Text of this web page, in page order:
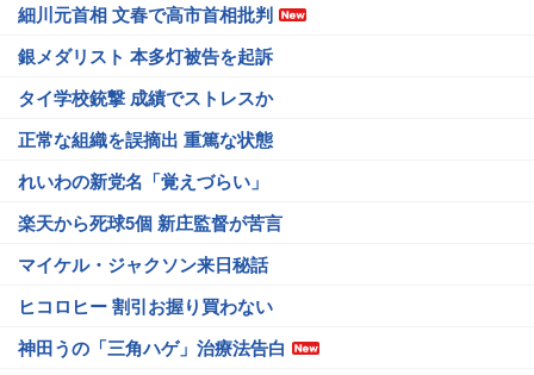
細川元首相 文春で高市首相批判
銀メダリスト 本多灯被告を起訴
タイ学校銃撃 成績でストレスか
正常な組織を誤摘出 重篤な状態
れいわの新党名「覚えづらい」
楽天から死球5個 新庄監督が苦言
マイケル・ジャクソン来日秘話
ヒコロヒー 割引お握り買わない
神田うの「三角ハゲ」治療法告白